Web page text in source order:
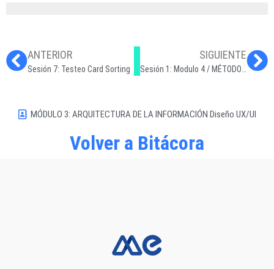
ANTERIOR
Sesión 7: Testeo Card Sorting
SIGUIENTE
Sesión 1: Modulo 4 / MÉTODOS DE INVESTIGACIÓN UX
MÓDULO 3: ARQUITECTURA DE LA INFORMACIÓN Diseño UX/UI
Volver a Bitácora